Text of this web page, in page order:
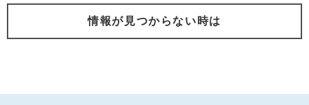
情報が見つからない時は